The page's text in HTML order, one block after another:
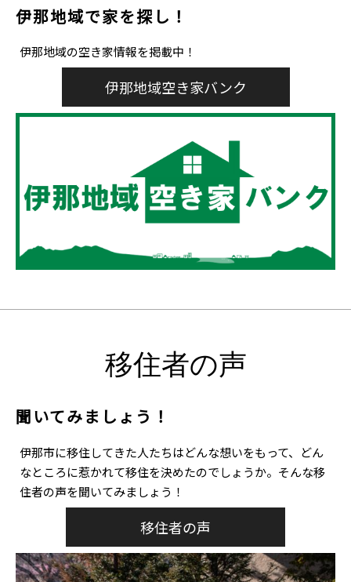
伊那地域で家を探し！
伊那地域の空き家情報を掲載中！
伊那地域空き家バンク
移住者の声
聞いてみましょう！
伊那市に移住してきた人たちはどんな想いをもって、どん
なところに惹かれて移住を決めたのでしょうか。そんな移
住者の声を聞いてみましょう！
移住者の声